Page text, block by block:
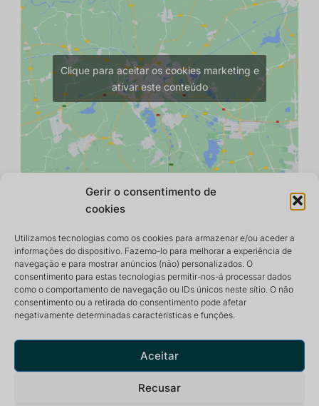
Gerir o consentimento de
cookies
Utilizamos tecnologias como os cookies para armazenar e/ou aceder a
informações do dispositivo. Fazemo-lo para melhorar a experiência de
navegação e para mostrar anúncios (não) personalizados. O
consentimento para estas tecnologias permitir-nos-á processar dados
como o comportamento de navegação ou IDs únicos neste sítio. O não
consentimento ou a retirada do consentimento pode afetar
negativamente determinadas características e funções.
Aceitar
Recusar
Clique para aceitar os cookies marketing e
ativar este conteúdo
pacífico e inspirador para uma vida óptima.